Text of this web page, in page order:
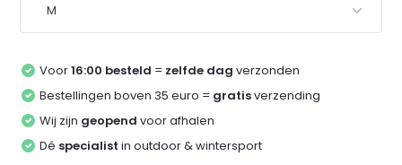
Voor16:00 besteld = zelfde dag verzonden
Bestellingen boven 35 euro = gratisverzending
Wij zijn geopend voor afhalen
Dé specialist in outdoor & wintersport